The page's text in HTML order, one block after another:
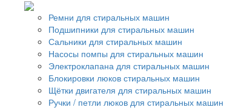
Ремни для стиральных машин
Подшипники для стиральных машин
Сальники для стиральных машин
Насосы помпы для стиральных машин
Электроклапана для стиральных машин
Блокировки люков стиральных машин
Щётки двигателя для стиральных машин
Ручки / петли люков для стиральных машин